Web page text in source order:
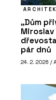
„Dům
pár dnů
24. 2. 2026 /